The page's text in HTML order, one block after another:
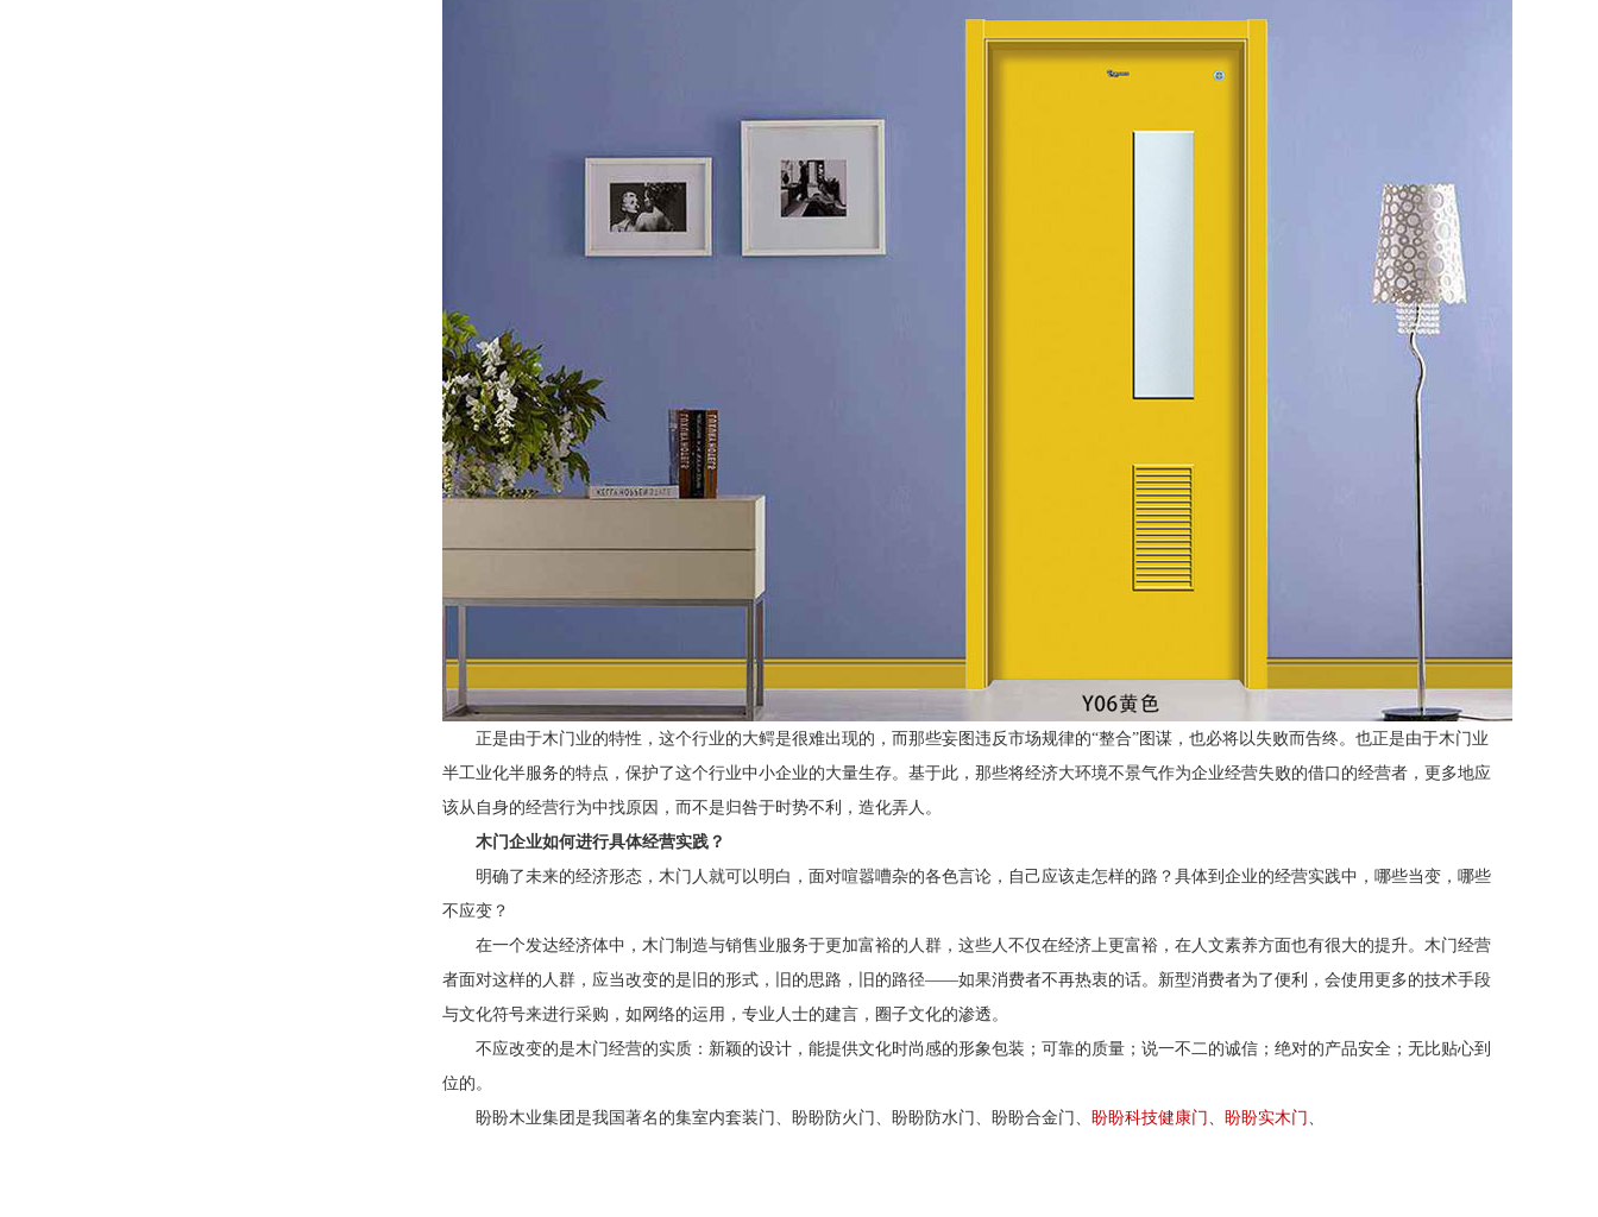
正是由于木门业的特性，这个行业的大鳄是很难出现的，而那些妄图违反市场规律的“整合”图谋，也必将以失败而告终。也正是由于木门业
半工业化半服务的特点，保护了这个行业中小企业的大量生存。基于此，那些将经济大环境不景气作为企业经营失败的借口的经营者，更多地应
该从自身的经营行为中找原因，而不是归咎于时势不利，造化弄人。
木门企业如何进行具体经营实践？
明确了未来的经济形态，木门人就可以明白，面对喧嚣嘈杂的各色言论，自己应该走怎样的路？具体到企业的经营实践中，哪些当变，哪些
不应变？
在一个发达经济体中，木门制造与销售业服务于更加富裕的人群，这些人不仅在经济上更富裕，在人文素养方面也有很大的提升。木门经营
者面对这样的人群，应当改变的是旧的形式，旧的思路，旧的路径——如果消费者不再热衷的话。新型消费者为了便利，会使用更多的技术手段
与文化符号来进行采购，如网络的运用，专业人士的建言，圈子文化的渗透。
不应改变的是木门经营的实质：新颖的设计，能提供文化时尚感的形象包装；可靠的质量；说一不二的诚信；绝对的产品安全；无比贴心到
位的。
盼盼木业集团是我国著名的集室内套装门、盼盼防火门、盼盼防水门、盼盼合金门、 盼盼科技健康门 、 盼盼实木门 、